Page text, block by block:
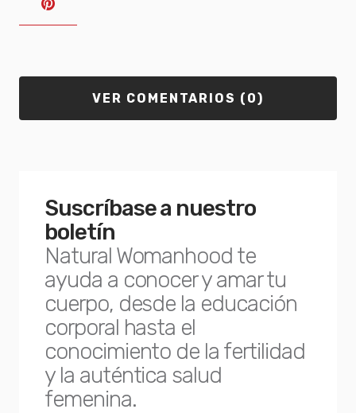
VER COMENTARIOS (0)
Suscríbase a nuestro
boletín
Natural Womanhood te
ayuda a conocer y amar tu
cuerpo, desde la educación
corporal hasta el
conocimiento de la fertilidad
y la auténtica salud
femenina.